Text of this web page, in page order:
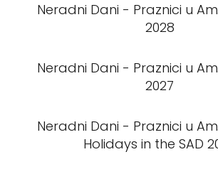
Neradni Dani - Praznici u
2028
Neradni Dani - Praznici u
2027
Neradni Dani - Praznici u
Holidays in the SAD